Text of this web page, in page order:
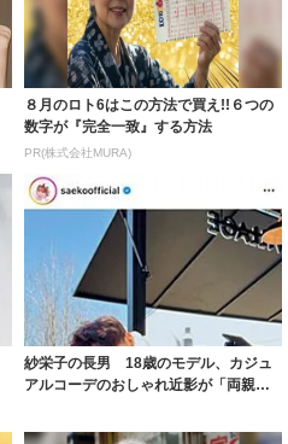
８月のロト6はこの方法で買え!!６つの
数字が『完全一致』する方法
PR(株式会社MURA)
紗栄子の長男 18歳のモデル、カジュ
アルコーデのおしゃれ近影が「両親の